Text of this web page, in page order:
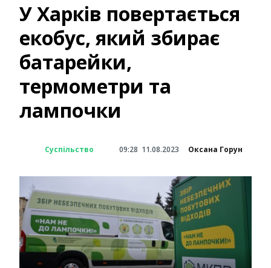
У Харків повертається
екобус, який збирає
батарейки,
термометри та
лампочки
Суспільство 09:28 11.08.2023 Оксана Горун